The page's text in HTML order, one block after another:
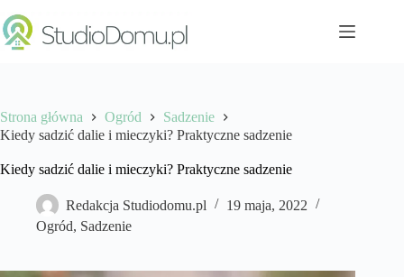
do
treści
Strona główna Ogród
Sadzenie
Kiedy sadzić dalie i mieczyki? Praktyczne sadzenie
Kiedy sadzić dalie i mieczyki? Praktyczne sadzenie
Redakcja Studiodomu.pl
19 maja, 2022
Ogród, Sadzenie